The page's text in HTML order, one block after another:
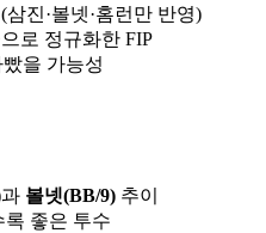
진·볼넷·홈런만 반영)
로 정규화한 FIP
을 가능성
과 볼넷(BB/9) 추이
좋은 투수